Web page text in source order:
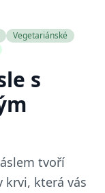
Vegetariánské
s
tvoří
která vás